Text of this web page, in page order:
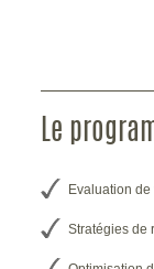
green de
vous...
les
sac pour 3
Le
Evaluation
Stratégies de